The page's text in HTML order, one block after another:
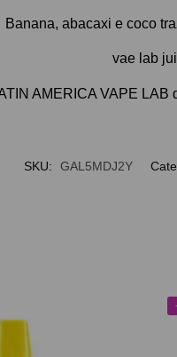
abacaxi e coco
AMERICA VAPE
SKU: GAL5MDJ2Y